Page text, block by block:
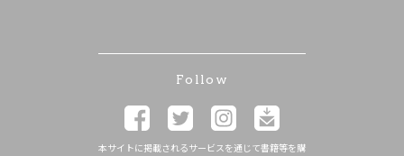
Follow
本サイトに掲載されるサービスを通じて書籍等を購